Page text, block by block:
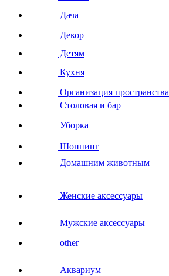
Дача
Декор
Детям
Кухня
Организация пространства
Столовая и бар
Уборка
Шоппинг
Домашним животным
Женские аксессуары
Мужские аксессуары
other
Аквариум